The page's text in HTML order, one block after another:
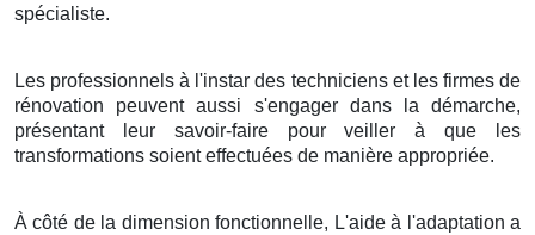
spécialiste.
Les professionnels à l'instar des techniciens et les firmes de
rénovation peuvent aussi s'engager dans la démarche,
présentant leur savoir-faire pour veiller à que les
transformations soient effectuées de manière appropriée.
À côté de la dimension fonctionnelle, L'aide à l'adaptation a